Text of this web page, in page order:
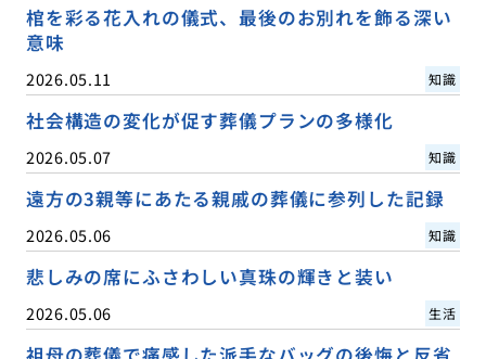
棺を彩る花入れの儀式、最後のお別れを飾る深い
意味
2026.05.11 知識
社会構造の変化が促す葬儀プランの多様化
2026.05.07 知識
遠方の3親等にあたる親戚の葬儀に参列した記録
2026.05.06 知識
悲しみの席にふさわしい真珠の輝きと装い
2026.05.06 生活